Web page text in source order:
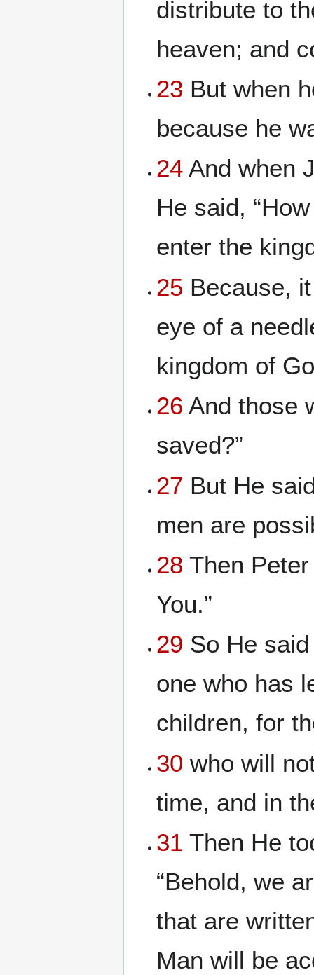
distribute to
heaven; and
23 But when
because he
24 And when
He said,
enter the
25 Because,
eye of a
kingdom of
26 And those
saved?”
27 But He
men are
28 Then
You.”
29 So He
one who has
children, for
30 who will
time, and in
31 Then He
“Behold, we
that are
Man will be